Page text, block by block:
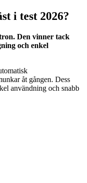
i test 2026?
Den vinner tack
och enkel
åt gången. Dess
användning och snabb